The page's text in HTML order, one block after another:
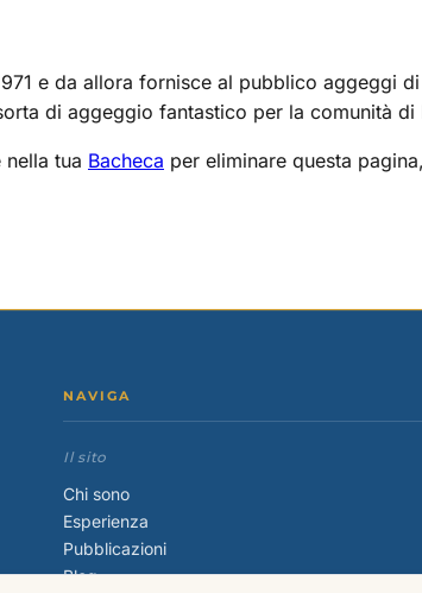
e da allora fornisce al pubblico aggeggi
di aggeggio fantastico per la comunità di
tua Bacheca per eliminare questa
NAVIGA
Il sito
Chi sono
Esperienza
Pubblicazioni
Blog